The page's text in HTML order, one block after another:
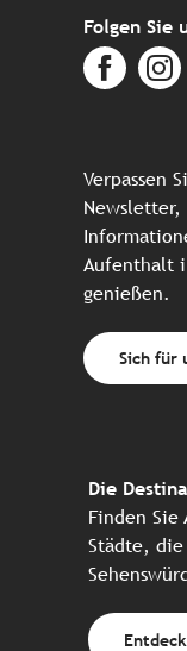
Folgen Sie
Verpassen
Newsletter,
Aufenthalt
genießen.
Sich für
Die
Finden Sie
Städte, die